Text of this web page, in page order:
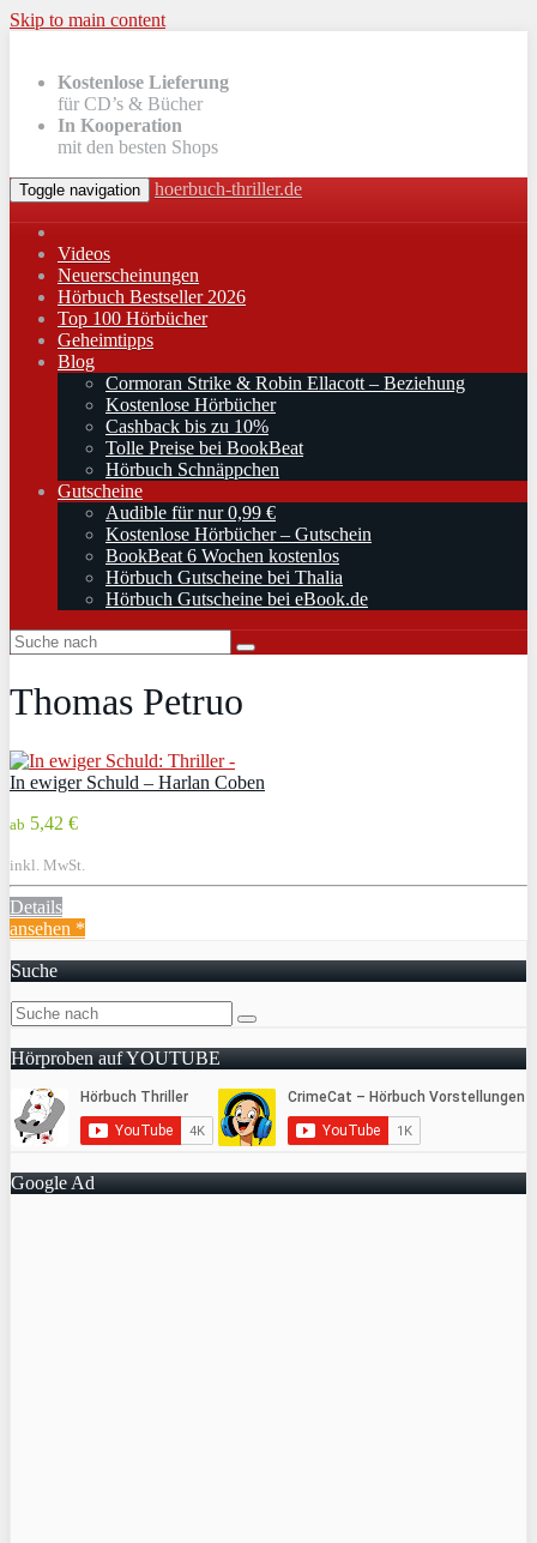
Skip to main content
Kostenlose Lieferung
für CD’s & Bücher
In Kooperation
mit den besten Shops
Toggle navigation hoerbuch-thriller.de
Videos
Neuerscheinungen
Hörbuch Bestseller 2026
Top 100 Hörbücher
Geheimtipps
Blog
Cormoran Strike & Robin Ellacott – Beziehung
Kostenlose Hörbücher
Cashback bis zu 10%
Tolle Preise bei BookBeat
Hörbuch Schnäppchen
Gutscheine
Audible für nur 0,99 €
Kostenlose Hörbücher – Gutschein
BookBeat 6 Wochen kostenlos
Hörbuch Gutscheine bei Thalia
Hörbuch Gutscheine bei eBook.de
Thomas Petruo
In ewiger Schuld – Harlan Coben
ab 5,42 €
inkl. MwSt.
Details
ansehen *
Suche
Hörproben auf YOUTUBE
Google Ad